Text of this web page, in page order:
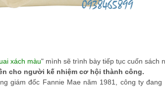
xách màu" mình sẽ trình bày tiếp tục cuốn sách
cho người kế nhiệm cơ hội thành công.
giám đốc Fannie Mae năm 1981, công ty